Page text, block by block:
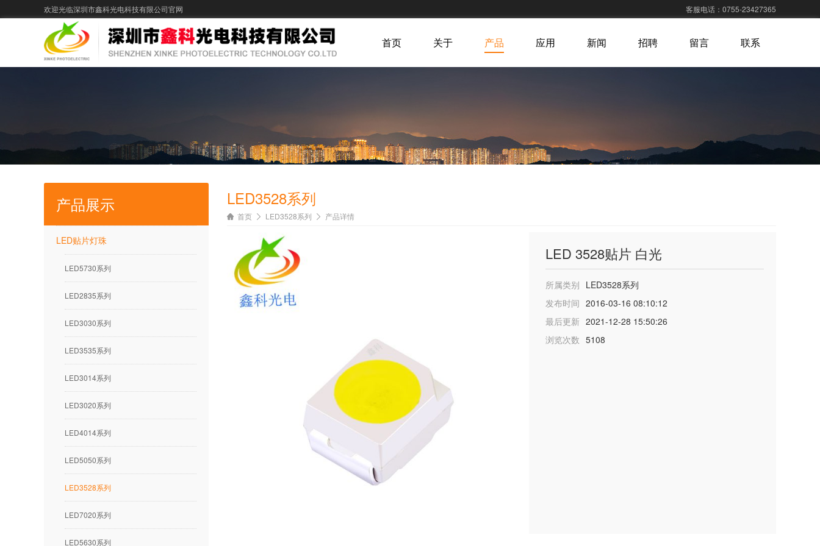
客服电话：0755-23427365
欢迎光临深圳市鑫科光电科技有限公司官网
首页 关于 产品 应用 新闻 招聘 留言 联系
产品展示
LED贴片灯珠
LED5730系列
LED2835系列
LED3030系列
LED3535系列
LED3014系列
LED3020系列
LED4014系列
LED5050系列
LED3528系列
LED7020系列
LED5630系列
LED3528系列
首页 LED3528系列 产品详情
LED 3528贴片 白光
所属类别
发布时间
最后更新
浏览次数
LED3528系列
2016-03-16 08:10:12
2021-12-28 15:50:26
5108